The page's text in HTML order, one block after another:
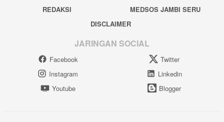
REDAKSI
MEDSOS JAMBI SERU
DISCLAIMER
JARINGAN SOCIAL
Facebook
Twitter
Instagram
Linkedin
Youtube
Blogger